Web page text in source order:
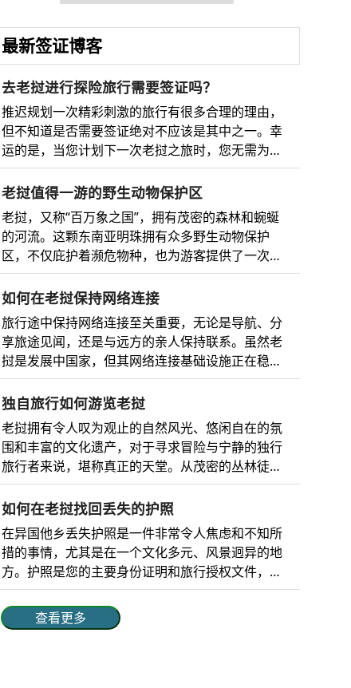
最新签证博客
去老挝进行探险旅行需要签证吗？
推迟规划一次精彩刺激的旅行有很多合理的理由，
但不知道是否需要签证绝对不应该是其中之一。幸
运的是，当您计划下一次老挝之旅时，您无需为繁
琐复杂的手续而烦恼。 别担心，我们已经为您准备
好了最全面的老挝电子签证指南，以及必看的邻国
及其完整、即时、最安全、最快捷的在线电子签证
申请流程。 所以，无论您是梦想着琅勃拉邦的瀑布
美景，还是想在湄公河上欣赏日落，您都将清楚地
了解所需的文件以及如何申请老挝电子签证和前往
甸。需要立即办理电子签证吗？这里是为临时出行
的旅客提供的终极签证解决方案。还在等什么？快
来看看吧！ 关于老挝精致迷人的旅游目的地 老挝
是东南亚一个令人惊叹的旅游胜地，以其迷人的美
景、神秘的寺庙、宁静的风景和丰富的文化底蕴而
闻名于世。 不仅如此，老挝还能为冒险爱好...
老挝值得一游的野生动物保护区
老挝，又称“百万象之国”，拥有茂密的森林和蜿蜒
的河流。这颗东南亚明珠拥有众多野生动物保护
区，不仅庇护着濒危物种，也为游客提供了一次难
得的机会，让他们能够近距离亲近大自然。 老挝野
生动物保护区简介 老挝是东南亚的一个内陆国家，
以其丰富多样的自然美景而闻名。其广袤的森林、
湿地和山脉庇护着种类繁多的野生动物，包括索拉
羚、亚洲黑熊和云豹等珍稀濒危物种。 老挝的野生
动物保护区不仅是这些物种的安全庇护所，而且在
作用。这些保护区让游客能够亲身感受大自然，从
徒步穿越茂密的丛林到观赏珍奇鸟类，再到探索宁
静的河流和湿地。 对于喜欢冒险、追求宁静或热爱
自然的人来说，老挝的野生动物保护区提供了难忘
的体验，同时支持可持续旅游和环境保护。 为什么
要去老挝的野生动物保护区参观？ 虽然老挝在东南
亚地区知名度不高，但它却是自然爱好者...
如何在老挝保持网络连接
旅行途中保持网络连接至关重要，无论是导航、分
享旅途见闻，还是与远方的亲人保持联系。虽然老
挝是发展中国家，但其网络连接基础设施正在稳步
改善。 老挝的移动网络 老挝移动运营商的市场份
额、网络分布和覆盖范围如下： 电信运营商 市场份
额 网络覆盖范围 技术 优势 老挝联合酒店 51% 覆盖
范围最广，包括城市和偏远地区。 4G、5G 最佳农
村网络覆盖，老挝首家 5G 服务提供商，高速互联
网。 老挝电信 34% 覆盖老挝全境，包括农村地区。
速的互联网。 老挝比林 10% 覆盖城市和半城市地
区，农村地区覆盖范围有限。 ...
独自旅行如何游览老挝
老挝拥有令人叹为观止的自然风光、悠闲自在的氛
围和丰富的文化遗产，对于寻求冒险与宁静的独行
旅行者来说，堪称真正的天堂。从茂密的丛林徒
步，到湄公河上的游轮之旅，再到深入体验佛教传
统，老挝总能为独立旅行者提供丰富多彩的体验。
老挝单人旅行者电子签证 老挝电子签证是一种在线
旅行授权，方便独自旅行者无需前往大使馆即可申
请入境老挝。一般来说，电子签证适用于大多数国
家，有效期为30天；旅行者只需在线填写申请表、
的主要入境口岸（包括主要机场和陆路边境）均可
如何在老挝找回丢失的护照
在异国他乡丢失护照是一件非常令人焦虑和不知所
措的事情，尤其是在一个文化多元、风景迥异的地
方。护照是您的主要身份证明和旅行授权文件，丢
失或被盗会打乱您的计划，令人焦虑不安。虽然充
满挑战，但只要做好充分的准备并采取正确的步
骤，这种情况是可以解决的。无论是游客还是长期
查看更多